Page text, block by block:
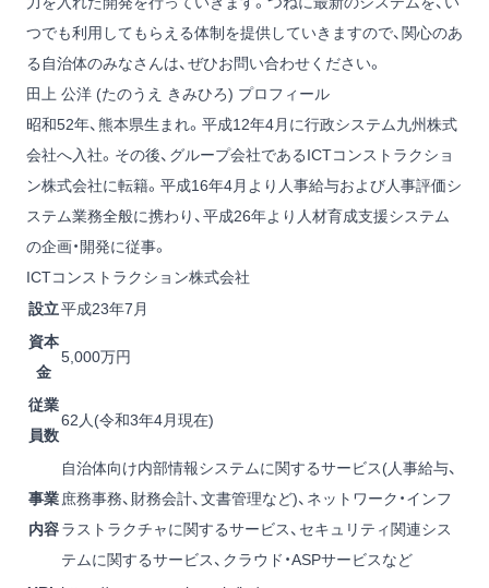
つでも利用してもらえる体制を提供していきますので、関心のあ
る自治体のみなさんは、ぜひお問い合わせください。
田上 公洋 (たのうえ きみひろ) プロフィール
昭和52年、熊本県生まれ。平成12年4月に行政システム九州株式
会社へ入社。その後、グループ会社であるICTコンストラクショ
ン株式会社に転籍。平成16年4月より人事給与および人事評価シ
ステム業務全般に携わり、平成26年より人材育成支援システム
の企画・開発に従事。
ICTコンストラクション株式会社
設立平成23年7月
資本
金
5,000万円
従業
員数
62人(令和3年4月現在)
事業
内容
自治体向け内部情報システムに関するサービス(人事給与、
庶務事務、財務会計、文書管理など)、ネットワーク・インフ
ラストラクチャに関するサービス、セキュリティ関連シス
テムに関するサービス、クラウド・ASPサービスなど